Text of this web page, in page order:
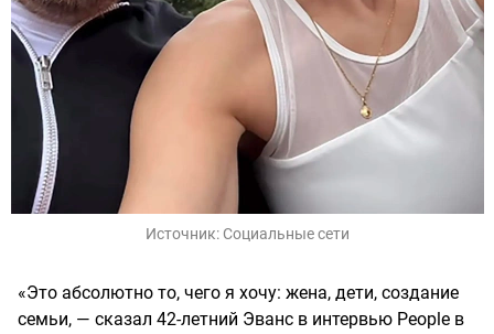
Источник: Социальные сети
«Это абсолютно то, чего я хочу: жена, дети, создание
семьи, — сказал 42-летний Эванс в интервью People в